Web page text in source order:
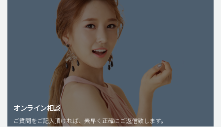
脂肪注入(アンチエイジング)
豊胸手術・バストアップ
オンライン相談
ご質問をご記入頂ければ、素早く正確にご返信致します。